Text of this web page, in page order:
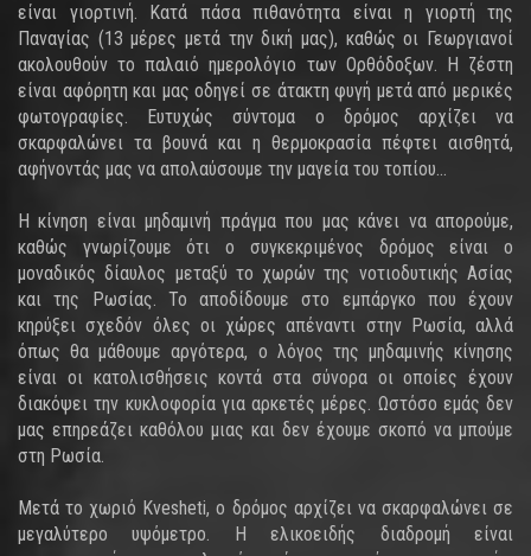
είναι γιορτινή. Κατά πάσα πιθανότητα είναι η γιορτή της
Παναγίας (13 μέρες μετά την δική μας), καθώς οι Γεωργιανοί
ακολουθούν το παλαιό ημερολόγιο των Ορθόδοξων. Η ζέστη
είναι αφόρητη και μας οδηγεί σε άτακτη φυγή μετά από μερικές
φωτογραφίες. Ευτυχώς σύντομα ο δρόμος αρχίζει να
σκαρφαλώνει τα βουνά και η θερμοκρασία πέφτει αισθητά,
αφήνοντάς μας να απολαύσουμε την μαγεία του τοπίου...
Η κίνηση είναι μηδαμινή πράγμα που μας κάνει να απορούμε,
καθώς γνωρίζουμε ότι ο συγκεκριμένος δρόμος είναι ο
μοναδικός δίαυλος μεταξύ το χωρών της νοτιοδυτικής Ασίας
και της Ρωσίας. Το αποδίδουμε στο εμπάργκο που έχουν
κηρύξει σχεδόν όλες οι χώρες απέναντι στην Ρωσία, αλλά
όπως θα μάθουμε αργότερα, ο λόγος της μηδαμινής κίνησης
είναι οι κατολισθήσεις κοντά στα σύνορα οι οποίες έχουν
διακόψει την κυκλοφορία για αρκετές μέρες. Ωστόσο εμάς δεν
μας επηρεάζει καθόλου μιας και δεν έχουμε σκοπό να μπούμε
στη Ρωσία.
Μετά το χωριό Kvesheti, ο δρόμος αρχίζει να σκαρφαλώνει σε
μεγαλύτερο υψόμετρο. Η ελικοειδής διαδρομή είναι